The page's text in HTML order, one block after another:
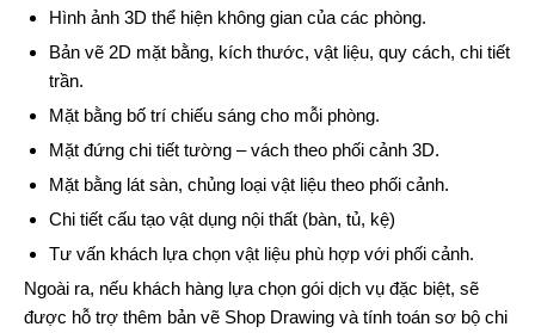
Hình ảnh 3D thể hiện không gian của các phòng.
Bản vẽ 2D mặt bằng, kích thước, vật liệu, quy cách, chi tiết
trần.
Mặt bằng bố trí chiếu sáng cho mỗi phòng.
Mặt đứng chi tiết tường – vách theo phối cảnh 3D.
Mặt bằng lát sàn, chủng loại vật liệu theo phối cảnh.
Chi tiết cấu tạo vật dụng nội thất (bàn, tủ, kệ)
Tư vấn khách lựa chọn vật liệu phù hợp với phối cảnh.
Ngoài ra, nếu khách hàng lựa chọn gói dịch vụ đặc biệt, sẽ
được hỗ trợ thêm bản vẽ Shop Drawing và tính toán sơ bộ chi